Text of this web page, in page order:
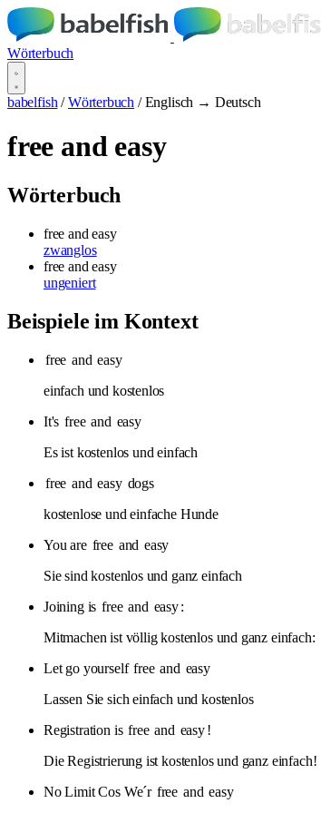
Wörterbuch
babelfish / Wörterbuch / Englisch → Deutsch
free and easy
Wörterbuch
free and easy
zwanglos
free and easy
ungeniert
Beispiele im Kontext
free and easy
einfach und kostenlos
It's free and easy
Es ist kostenlos und einfach
free and easy dogs
kostenlose und einfache Hunde
You are free and easy
Sie sind kostenlos und ganz einfach
Joining is free and easy:
Mitmachen ist völlig kostenlos und ganz einfach:
Let go yourself free and easy
Lassen Sie sich einfach und kostenlos
Registration is free and easy!
Die Registrierung ist kostenlos und ganz einfach!
No Limit Cos We´r free and easy